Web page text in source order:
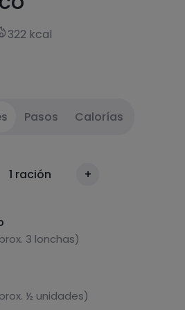
322 kcal
Pasos Calorías
1 ración +
3 lonchas)
½ unidades)
tostada.
pimentón dulce.